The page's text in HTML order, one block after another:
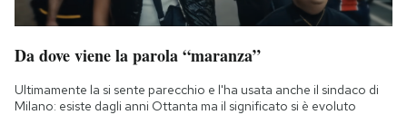
Da dove viene la parola “maranza”
Ultimamente la si sente parecchio e l'ha usata anche il sindaco di
Milano: esiste dagli anni Ottanta ma il significato si è evoluto